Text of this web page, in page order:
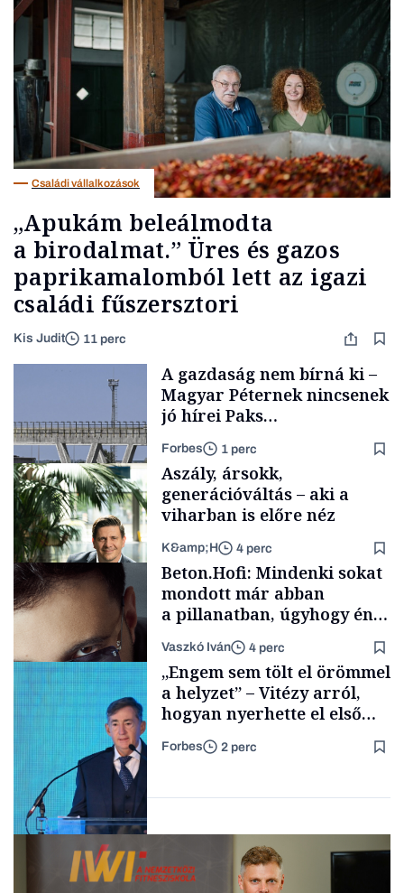
Családi vállalkozások
„Apukám beleálmodta
a birodalmat.” Üres és gazos
paprikamalomból lett az igazi
családi fűszersztori
Kis Judit 11 perc
Energia
A gazdaság nem bírná ki –
Magyar Péternek nincsenek
jó hírei Paks
újraindításáról
Forbes 1 perc
TÁMOGATÓI
TARTALOM
Aszály, ársokk,
generációváltás – aki a
viharban is előre néz
K&amp;H 4 perc
Forbes-sztori
Beton.Hofi: Mindenki sokat
mondott már abban
a pillanatban, úgyhogy én
a legsarkosabb
gondolataimat akartam
kimondani
Vaszkó Iván 4 perc
Elszámoltatás
„Engem sem tölt el örömmel
a helyzet” – Vitézy arról,
hogyan nyerhette el első
tenderét Mészárosék cége a
Tisza-kormány alatt
Forbes 2 perc